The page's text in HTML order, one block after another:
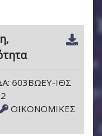
603ΒΩΕΥ-ΙΘΣ
ΟΙΚΟΝΟΜΙΚΕΣ